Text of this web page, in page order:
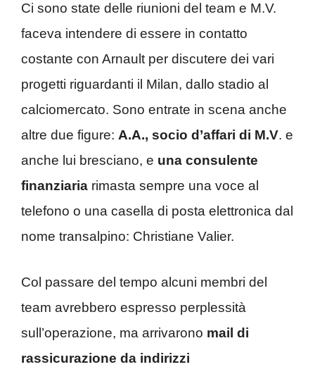
Ci sono state delle riunioni del team e M.V.
faceva intendere di essere in contatto
costante con Arnault per discutere dei vari
progetti riguardanti il Milan, dallo stadio al
calciomercato. Sono entrate in scena anche
altre due figure: A.A., socio d’affari di M.V. e
anche lui bresciano, e una consulente
finanziaria rimasta sempre una voce al
telefono o una casella di posta elettronica dal
nome transalpino: Christiane Valier.
Col passare del tempo alcuni membri del
team avrebbero espresso perplessità
sull’operazione, ma arrivarono mail di
rassicurazione da indirizzi